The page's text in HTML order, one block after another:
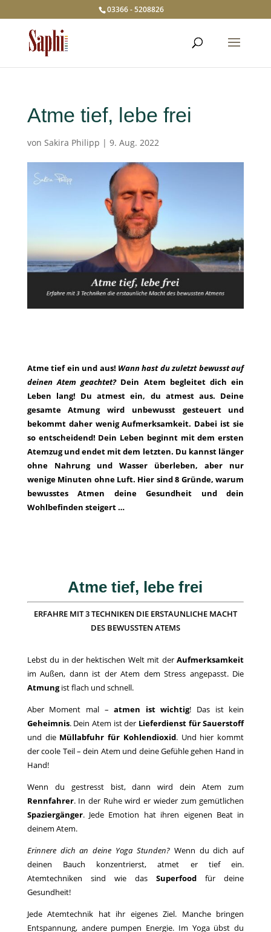
03366 - 5208826
Atme tief, lebe frei
von Sakira Philipp | 9. Aug. 2022
Atme tief ein und aus! Wann hast du zuletzt bewusst auf
deinen Atem geachtet?Dein Atem begleitet dich ein
Leben lang! Du atmest ein, du atmest aus. Deine
gesamte Atmung wird unbewusst gesteuert und
bekommt daher wenig Aufmerksamkeit. Dabei ist sie
so entscheidend! Dein Leben beginnt mit dem ersten
Atemzug und endet mit dem letzten. Du kannst länger
ohne Nahrung und Wasser überleben, aber nur
wenige Minuten ohne Luft. Hier sind 8 Gründe, warum
bewusstes Atmen deine Gesundheit und dein
Wohlbefinden steigert …
Atme tief, lebe frei
ERFAHRE MIT 3 TECHNIKEN DIE ERSTAUNLICHE MACHT
DES BEWUSSTEN ATEMS
Lebst du in der hektischen Welt mit derAufmerksamkeit
im Außen, dann ist der Atem dem Stress angepasst. Die
Atmungist flach und schnell.
Aber Moment mal –atmen ist wichtig! Das ist kein
Geheimnis. Dein Atem ist der Lieferdienst für Sauerstoff
und die Müllabfuhr für Kohlendioxid. Und hier kommt
der coole Teil – dein Atem und deine Gefühle gehen Hand in
Hand!
Wenn du gestresst bist, dann wird dein Atem zum
Rennfahrer. In der Ruhe wird er wieder zum gemütlichen
Spaziergänger. Jede Emotion hat ihren eigenen Beat in
deinem Atem.
Erinnere dich an deine Yoga Stunden?Wenn du dich auf
deinen Bauch konzentrierst, atmet er tief ein.
Atemtechniken sind wie dasSuperfood für deine
Gesundheit!
Jede Atemtechnik hat ihr eigenes Ziel. Manche bringen
Entspannung, andere pumpen Energie. Im Yoga übst du